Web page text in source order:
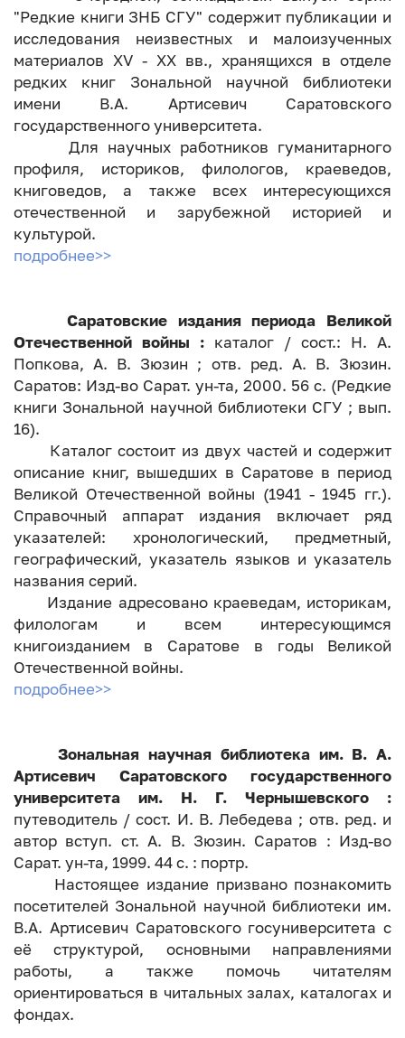
"Редкие книги ЗНБ СГУ" содержит публикации и
исследования неизвестных и малоизученных
материалов XV - XX вв., хранящихся в отделе
редких книг Зональной научной библиотеки
имени В.А. Артисевич Саратовского
государственного университета.
Для научных работников гуманитарного
профиля, историков, филологов, краеведов,
книговедов, а также всех интересующихся
отечественной и зарубежной историей и
культурой.
подробнее>>
Саратовские издания периода Великой
Отечественной войны : каталог / сост.: Н. А.
Попкова, А. В. Зюзин ; отв. ред. А. В. Зюзин.
Саратов: Изд-во Сарат. ун-та, 2000. 56 с. (Редкие
книги Зональной научной библиотеки СГУ ; вып.
16).
Каталог состоит из двух частей и содержит
описание книг, вышедших в Саратове в период
Великой Отечественной войны (1941 - 1945 гг.).
Справочный аппарат издания включает ряд
указателей: хронологический, предметный,
географический, указатель языков и указатель
названия серий.
Издание адресовано краеведам, историкам,
филологам и всем интересующимся
книгоизданием в Саратове в годы Великой
Отечественной войны.
подробнее>>
Зональная научная библиотека им. В. А.
Артисевич Саратовского государственного
университета им. Н. Г. Чернышевского :
путеводитель / сост. И. В. Лебедева ; отв. ред. и
автор вступ. ст. А. В. Зюзин. Саратов : Изд-во
Сарат. ун-та, 1999. 44 с. : портр.
Настоящее издание призвано познакомить
посетителей Зональной научной библиотеки им.
В.А. Артисевич Саратовского госуниверситета с
её структурой, основными направлениями
работы, а также помочь читателям
ориентироваться в читальных залах, каталогах и
фондах.